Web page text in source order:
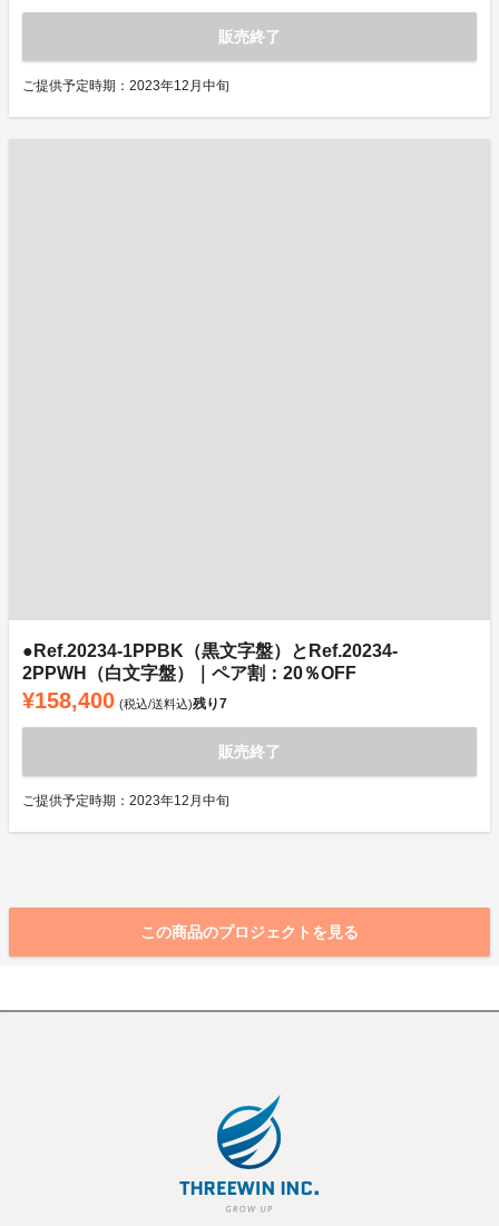
販売終了
ご提供予定時期：2023年12月中旬
●Ref.20234-1PPBK（黒文字盤）とRef.20234-
2PPWH（白文字盤）｜ペア割：20％OFF
¥158,400 (税込/送料込)残り7
販売終了
ご提供予定時期：2023年12月中旬
この商品のプロジェクトを見る